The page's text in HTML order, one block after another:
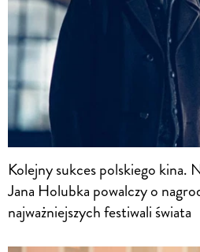
Kolejny sukces polskiego kina.
Jana Holubka powalczy o
najważniejszych festiwali świata